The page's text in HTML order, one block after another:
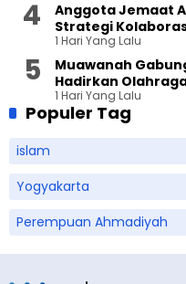
Anggota Jemaat
Strategi
1 Hari Yang Lalu
Muawanah
Hadirkan
Sampah
1 Hari Yang Lalu
Populer Tag
islam
Yogyakarta
Perempuan Ahmadiyah